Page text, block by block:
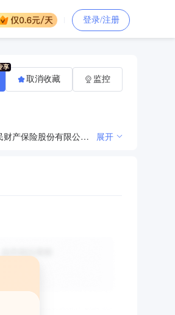
登录/注册
人寿保险、健康保险和意外伤害保险等保险业务；上述业务的再保险业务；在中国保险监督管理委员会批准的范围内，代理中国人民财产保险股份有限公司和中国人民健康保险股份有限公司的保险业务。（依法须经批准的项目，经相关部门批准后方可开展经营活动） 展开
取消收藏 监控